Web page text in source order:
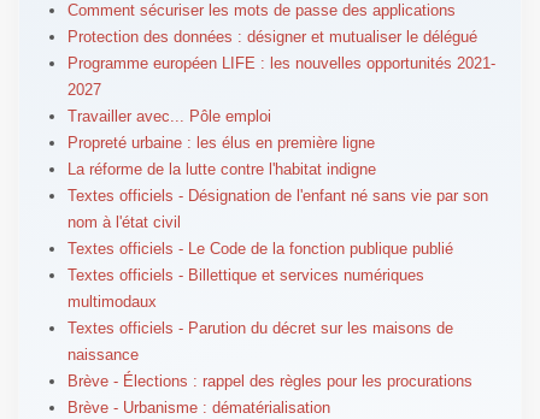
Comment sécuriser les mots de passe des applications
Protection des données : désigner et mutualiser le délégué
Programme européen LIFE : les nouvelles opportunités 2021-
2027
Travailler avec... Pôle emploi
Propreté urbaine : les élus en première ligne
La réforme de la lutte contre l'habitat indigne
Textes officiels - Désignation de l'enfant né sans vie par son
nom à l'état civil
Textes officiels - Le Code de la fonction publique publié
Textes officiels - Billettique et services numériques
multimodaux
Textes officiels - Parution du décret sur les maisons de
naissance
Brève - Élections : rappel des règles pour les procurations
Brève - Urbanisme : dématérialisation